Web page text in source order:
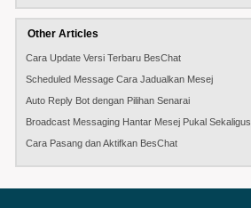
Other Articles
Cara Update Versi Terbaru BesChat
Scheduled Message Cara Jadualkan Mesej
Auto Reply Bot dengan Pilihan Senarai
Broadcast Messaging Hantar Mesej Pukal Sekaligus
Cara Pasang dan Aktifkan BesChat